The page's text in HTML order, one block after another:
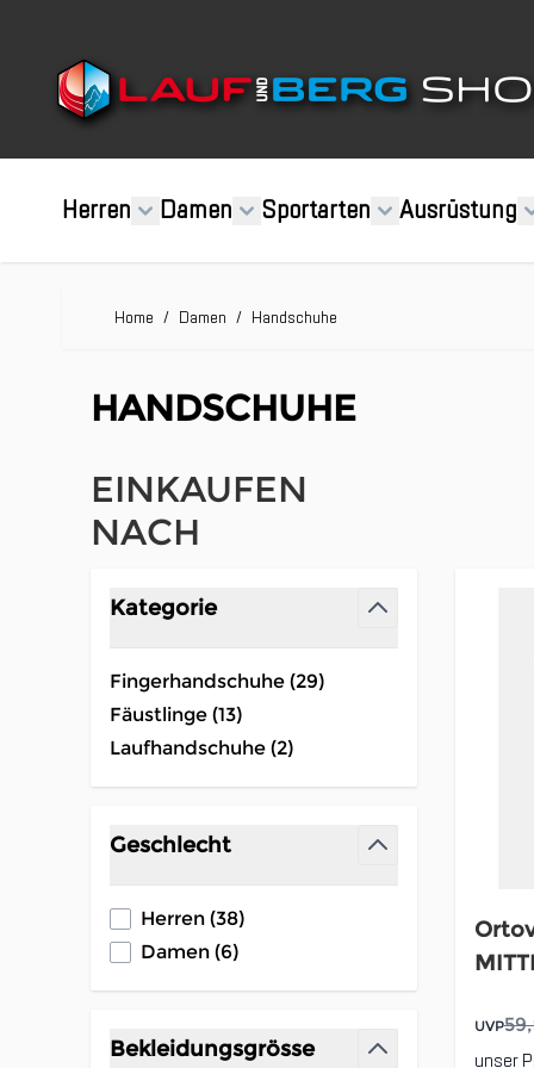
Herren Damen Sportarten Ausrüstung
Home / Damen / Handschuhe
HANDSCHUHE
EINKAUFEN
NACH
Kategorie
Fingerhandschuhe (29
products available
)
Fäustlinge (13
products available
)
Laufhandschuhe (2
products available
)
Geschlecht
Herren (38products available
)
Damen (6products available
)
Bekleidungsgrösse
UVP
unser